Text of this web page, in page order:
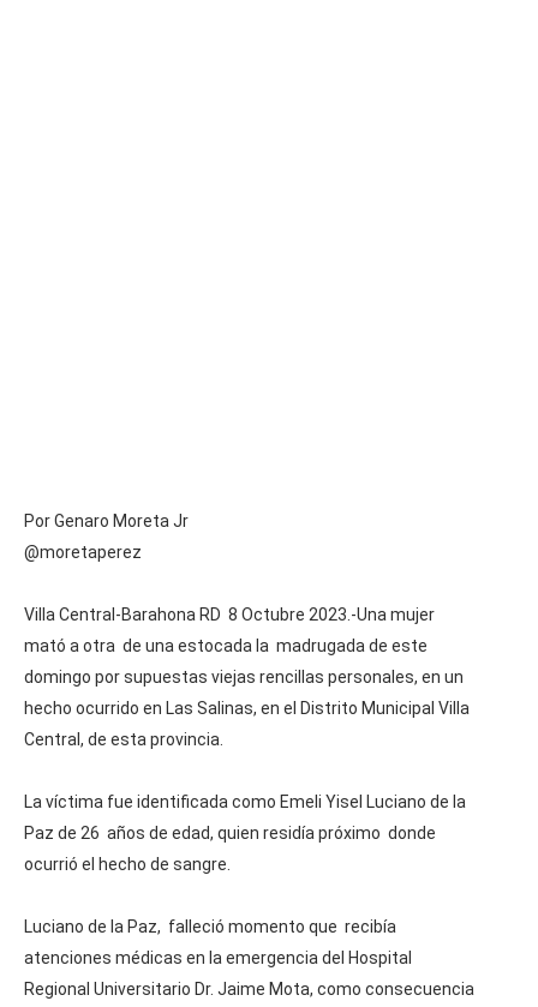
Por Genaro Moreta Jr
@moretaperez
Villa Central-Barahona RD 8 Octubre 2023.-Una mujer
mató a otra de una estocada la madrugada de este
domingo por supuestas viejas rencillas personales, en un
hecho ocurrido en Las Salinas, en el Distrito Municipal Villa
Central, de esta provincia.
La víctima fue identificada como Emeli Yisel Luciano de la
Paz de 26 años de edad, quien residía próximo donde
ocurrió el hecho de sangre.
Luciano de la Paz, falleció momento que recibía
atenciones médicas en la emergencia del Hospital
Regional Universitario Dr. Jaime Mota, como consecuencia